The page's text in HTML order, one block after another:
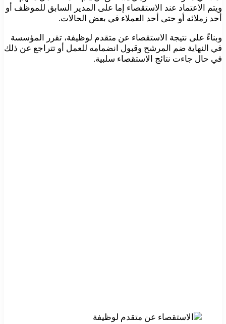
ويتم الاعتماد عند الاستقصاء إما على المدير السابق للموظف أو
أحد زملائه أو حتى أحد العملاء في بعض الحالات.
وبناءً على نتيجة الاستقصاء عن متقدم لوظيفة، تقرر المؤسسة
في النهاية ضم المرشح وقبول انضمامه للعمل أو تتراجع عن ذلك
في حال جاءت نتائج الاستقصاء سلبية.